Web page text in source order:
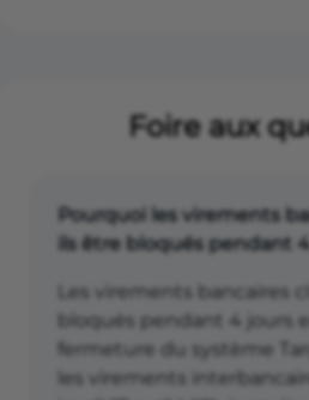
Foire aux
Pourquoi les virements
ils être bloqués pendant
Les virements bancaires
bloqués pendant 4 jours
fermeture du système
les virements